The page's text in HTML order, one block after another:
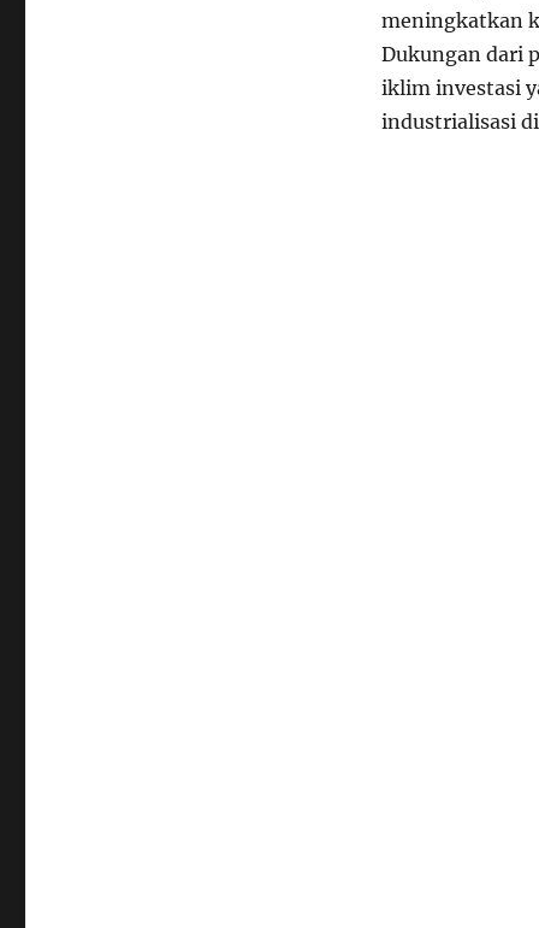
meningkatkan
Dukungan dari
iklim investasi
industrialisasi